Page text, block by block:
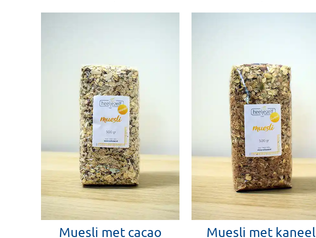
Muesli met cacao Muesli met kaneel